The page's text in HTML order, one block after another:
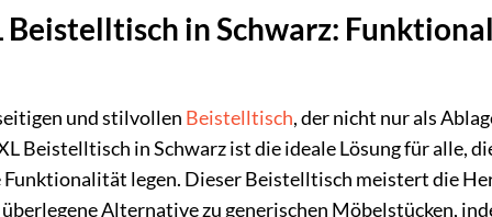
Beistelltisch in Schwarz:
und stilvollen Beistelltisch, der nicht nur als
Beistelltisch in Schwarz ist die ideale Lösung für alle,
legen. Dieser Beistelltisch meistert die
Alternative zu generischen Möbelstücken,